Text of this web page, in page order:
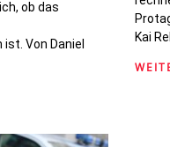
ob das
Von Daniel
Kai